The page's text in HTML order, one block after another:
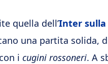
quella dell’Inter sulla
una partita solida,
i cugini rossoneri. A